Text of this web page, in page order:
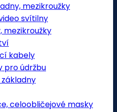
mezikroužky
svítilny
mezikroužky
kabely
pro údržbu
celoobličejové masky